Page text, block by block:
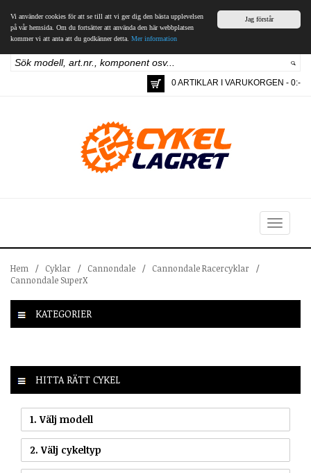
Jag förstår
Vi använder cookies för att se till att vi ger dig den bästa upplevelsen
på vår hemsida. Om du fortsätter att använda den här webbplatsen
kommer vi att anta att du godkänner detta. Mer information
0 ARTIKLAR I VARUKORGEN - 0:-
Toggle
navigation
Hem / Cyklar / Cannondale / Cannondale Racercyklar
/
Cannondale SuperX
KATEGORIER
HITTA RÄTT CYKEL
1. Välj modell
2. Välj cykeltyp